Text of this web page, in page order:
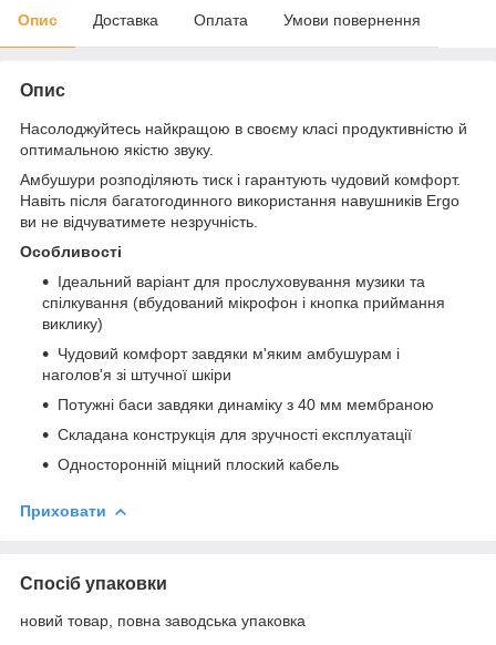
Опис Доставка Оплата Умови повернення
Опис
Насолоджуйтесь найкращою в своєму класі продуктивністю й
оптимальною якістю звуку.
Амбушури розподіляють тиск і гарантують чудовий комфорт.
Навіть після багатогодинного використання навушників Ergo
ви не відчуватимете незручність.
Особливості
Ідеальний варіант для прослуховування музики та
спілкування (вбудований мікрофон і кнопка приймання
виклику)
Чудовий комфорт завдяки м'яким амбушурам і
наголов'я зі штучної шкіри
Потужні баси завдяки динаміку з 40 мм мембраною
Складана конструкція для зручності експлуатації
Односторонній міцний плоский кабель
Приховати
Спосіб упаковки
новий товар, повна заводська упаковка